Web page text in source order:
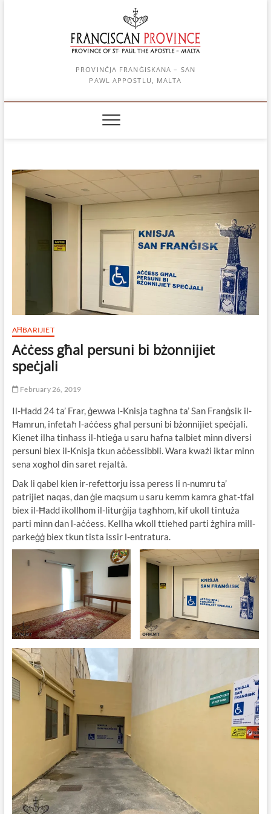
PROVINĊJA FRANĠISKANA – SAN
PAWL APPOSTLU, MALTA
AĦBARIJIET
Aċċess għal persuni bi bżonnijiet
speċjali
February 26, 2019
Il-Ħadd 24 ta’ Frar, ġewwa l-Knisja tagħna ta’ San Franġsik il-
Ħamrun, infetaħ l-aċċess għal persuni bi bżonnijiet speċjali.
Kienet ilha tinħass il-ħtieġa u saru ħafna talbiet minn diversi
persuni biex il-Knisja tkun aċċessibbli. Wara kważi iktar minn
sena xogħol din saret rejaltà.
Dak li qabel kien ir-refettorju issa peress li n-numru ta’
patrijiet naqas, dan ġie maqsum u saru kemm kamra għat-tfal
biex il-Ħadd ikollhom il-liturġija tagħhom, kif ukoll tintuża
parti minn dan l-aċċess. Kellha wkoll ttieħed parti żgħira mill-
parkeġġ biex tkun tista issir l-entratura.